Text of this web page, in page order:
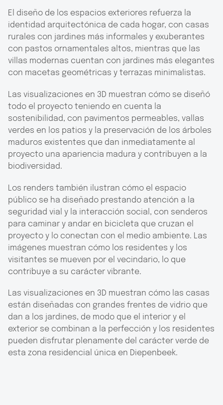
El diseño de los espacios exteriores refuerza la
identidad arquitectónica de cada hogar, con casas
rurales con jardines más informales y exuberantes
con pastos ornamentales altos, mientras que las
villas modernas cuentan con jardines más elegantes
con macetas geométricas y terrazas minimalistas.
Las visualizaciones en 3D muestran cómo se diseñó
todo el proyecto teniendo en cuenta la
sostenibilidad, con pavimentos permeables, vallas
verdes en los patios y la preservación de los árboles
maduros existentes que dan inmediatamente al
proyecto una apariencia madura y contribuyen a la
biodiversidad.
Los renders también ilustran cómo el espacio
público se ha diseñado prestando atención a la
seguridad vial y la interacción social, con senderos
para caminar y andar en bicicleta que cruzan el
proyecto y lo conectan con el medio ambiente. Las
imágenes muestran cómo los residentes y los
visitantes se mueven por el vecindario, lo que
contribuye a su carácter vibrante.
Las visualizaciones en 3D muestran cómo las casas
están diseñadas con grandes frentes de vidrio que
dan a los jardines, de modo que el interior y el
exterior se combinan a la perfección y los residentes
pueden disfrutar plenamente del carácter verde de
esta zona residencial única en Diepenbeek.